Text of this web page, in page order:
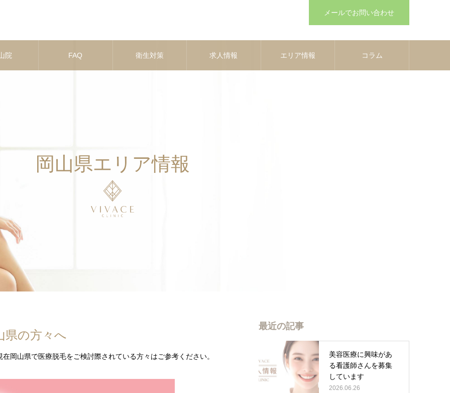
メールでお問い合わせ
院 FAQ 衛生対策 求人情報 エリア情報 コラム
岡山県エリア情報
県の方々へ
岡山県で医療脱毛をご検討際されている方々はご参考ください。
最近の記事
美容医療に興味があ
る看護師さんを募集
しています
2026.06.26